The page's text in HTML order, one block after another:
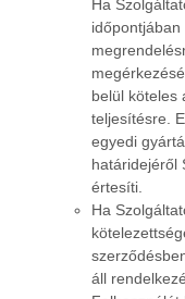
Ha
belül köteles
teljesítésre.
egyedi
határidejéről
értesíti.
Ha
áll